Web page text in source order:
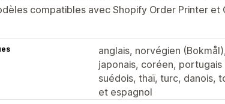
compatibles avec Shopify Order Printer et
anglais, norvégien
japonais, coréen,
suédois, thaï, turc, danois,
et espagnol